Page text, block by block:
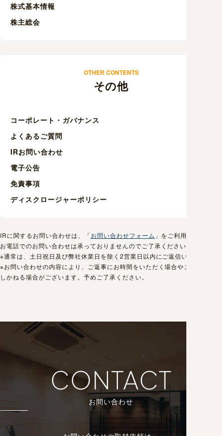
株式基本情報
株主総会
OTHER CONTENTS
その他
コーポレート・ガバナンス
よくあるご質問
IRお問い合わせ
電子公告
免責事項
ディスクロージャーポリシー
IRに関するお問い合わせは、「お問い合わせフォーム 」をご利用ください。
お電話でのお問い合わせは承っておりませんのでご了承ください。
※通常は、土日祝日及び弊社休業日を除く2営業日以内にご返信いたします。
※お問い合わせの内容により、ご返事にお時間をいただく場合やご返信いた
しかねる場合がございます。予めご了承ください。
CONTACT
お問い合わせ